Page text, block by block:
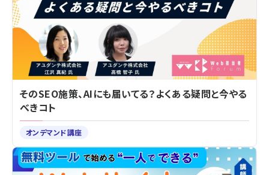
そのSEO施策、AIにも届いてる？よくある疑問と今やる
べきコト
オンデマンド講座